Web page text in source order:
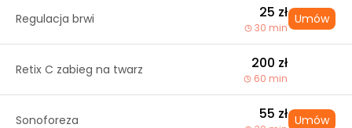
Regulacja brwi 25 zł
30 min
Umów
Retix C zabieg na twarz 200 zł
60 min
Sonoforeza 55 zł Umów